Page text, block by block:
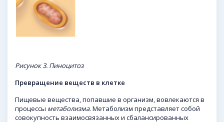
Рисунок 3. Пиноцитоз
Превращение веществ в клетке
Пищевые вещества, попавшие в организм, вовлекаются в
процессы метаболизма. Метаболизм представляет собой
совокупность взаимосвязанных и сбалансированных